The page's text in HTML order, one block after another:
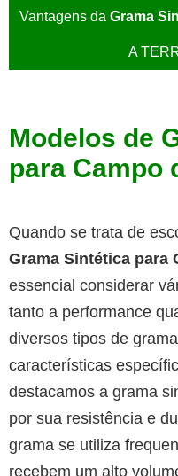
Vantagens da Grama
A
Modelos de
para Campo
Quando se trata de
Grama Sintética para
essencial considerar
tanto a performance
diversos tipos de
características
destacamos a grama
por sua resistência e
grama se utiliza
recebem um alto